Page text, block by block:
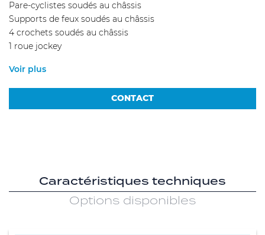
Pare-cyclistes soudés au châssis
Supports de feux soudés au châssis
4 crochets soudés au châssis
1 roue jockey
Voir plus
CONTACT
Caractéristiques techniques
Options disponibles